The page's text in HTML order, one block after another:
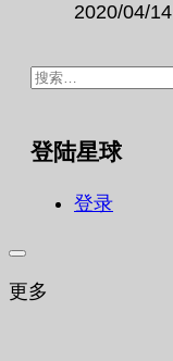
2020/04/14
搜
登陆星球
登录
更多